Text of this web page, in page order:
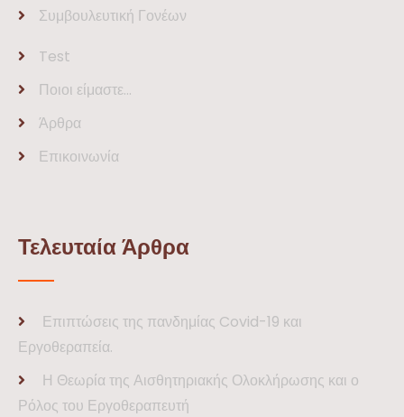
Συμβουλευτική Γονέων
Test
Ποιοι είμαστε…
Άρθρα
Επικοινωνία
Τελευταία Άρθρα
Επιπτώσεις της πανδημίας Covid-19 και
Εργοθεραπεία.
Η Θεωρία της Αισθητηριακής Ολοκλήρωσης και ο
Ρόλος του Εργοθεραπευτή